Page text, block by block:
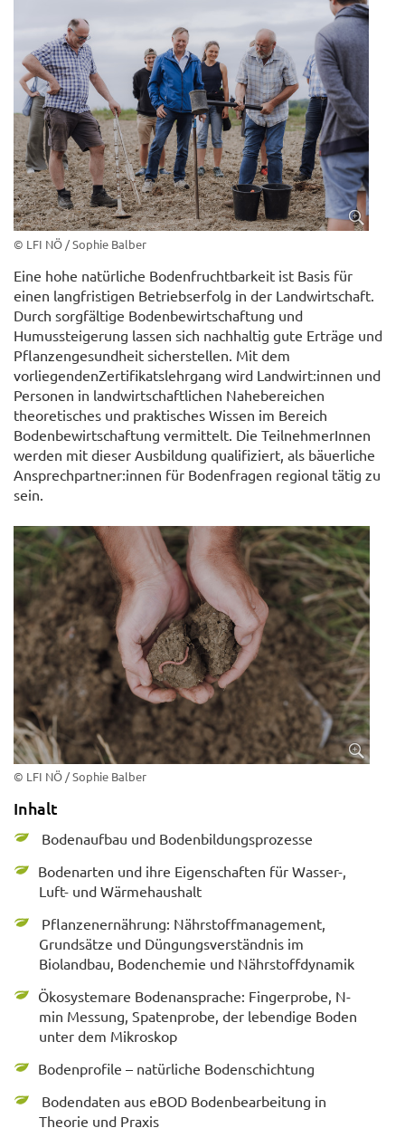
© LFI NÖ / Sophie Balber
Eine hohe natürliche Bodenfruchtbarkeit ist Basis für
einen langfristigen Betriebserfolg in der Landwirtschaft.
Durch sorgfältige Bodenbewirtschaftung und
Humussteigerung lassen sich nachhaltig gute Erträge und
Pflanzengesundheit sicherstellen. Mit dem
vorliegendenZertifikatslehrgang wird Landwirt:innen und
Personen in landwirtschaftlichen Nahebereichen
theoretisches und praktisches Wissen im Bereich
Bodenbewirtschaftung vermittelt. Die TeilnehmerInnen
werden mit dieser Ausbildung qualifiziert, als bäuerliche
Ansprechpartner:innen für Bodenfragen regional tätig zu
sein.
© LFI NÖ / Sophie Balber
Inhalt
Bodenaufbau und Bodenbildungsprozesse
Bodenarten und ihre Eigenschaften für Wasser-,
Luft- und Wärmehaushalt
Pflanzenernährung: Nährstoffmanagement,
Grundsätze und Düngungsverständnis im
Biolandbau, Bodenchemie und Nährstoffdynamik
Ökosystemare Bodenansprache: Fingerprobe, N-
min Messung, Spatenprobe, der lebendige Boden
unter dem Mikroskop
Bodenprofile – natürliche Bodenschichtung
Bodendaten aus eBOD Bodenbearbeitung in
Theorie und Praxis